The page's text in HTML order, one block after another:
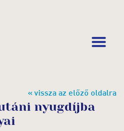
« vissza az előző oldalra
nyugdíjba